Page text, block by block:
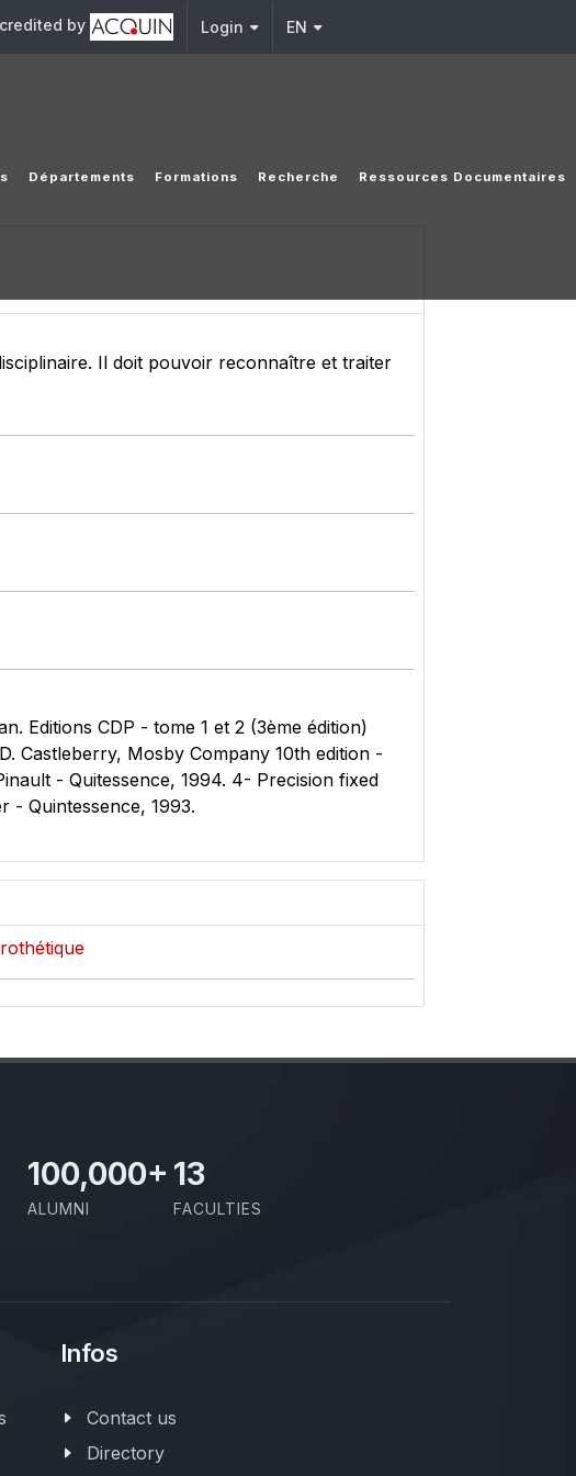
by Login EN
Départements Formations Recherche Ressources Documentaires
Il doit pouvoir reconnaître et traiter
Editions CDP - tome 1 et 2 (3ème édition)
Castleberry, Mosby Company 10th edition -
- Quitessence, 1994. 4- Precision fixed
- Quintessence, 1993.
100,000+
ALUMNI
13
FACULTIES
Infos
Contact us
Directory